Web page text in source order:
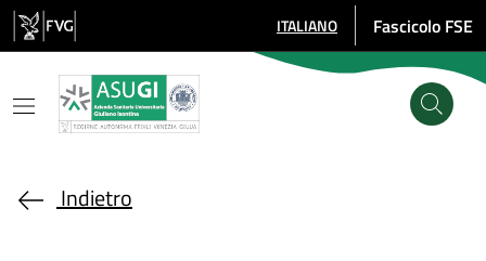
Salta al contenuto principale
SELEZIONE LINGUA: LINGUA
ITALIANO Fascicolo FSE
Indietro